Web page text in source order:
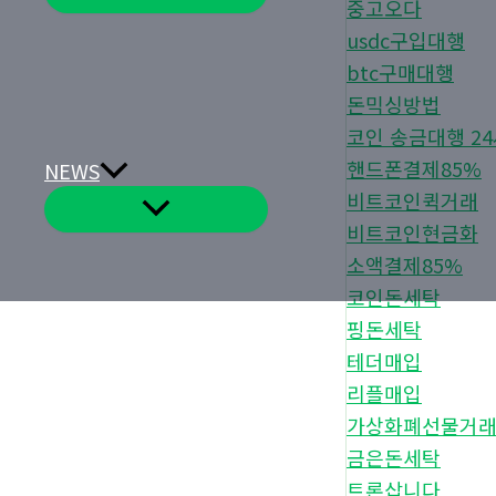
토
NEWS
메
뉴
토
중고오다
usdc구입대행
btc구매대행
돈믹싱방법
코인 송금대행
핸드폰결제85%
비트코인퀵거래
비트코인현금화
소액결제85%
코인돈세탁
핑돈세탁
테더매입
리플매입
가상화폐선물거래
금은돈세탁
트론삽니다